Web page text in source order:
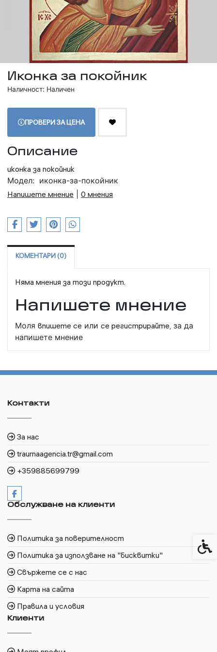
Иконка за покойник
Наличност: Наличен
ПРОВЕРИ ЗА ЦЕНА
Описание
иконка за покойник
Модел: иконка-за-покойник
Напишете мнение
0 мнения
КОМЕНТАРИ (0)
Няма мнения за този продукт.
Напишете мнение
Моля впишете се или се регистрирайте, за да
напишете мнение
Контакти
За нас
traurnaagencia.tr@gmail.com
+359885699799
Обслужване на клиенти
Политика за поверителност
Политика за използване на "бисквитки"
Свържете се с нас
Карта на сайта
Правила и условия
Клиенти